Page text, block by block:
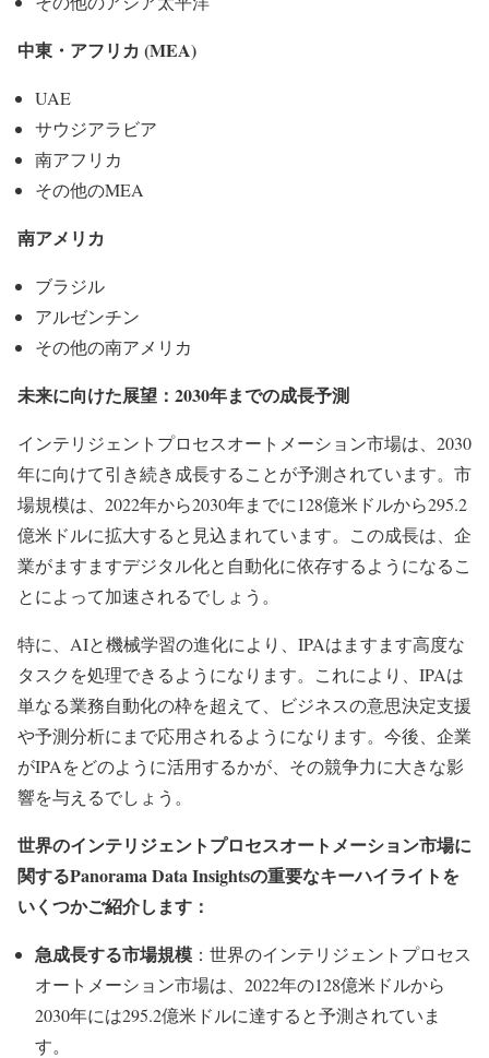
中東・アフリカ (MEA)
UAE
サウジアラビア
南アフリカ
その他のMEA
南アメリカ
ブラジル
アルゼンチン
その他の南アメリカ
未来に向けた展望：2030年までの成長予測
インテリジェントプロセスオートメーション市場は、2030
年に向けて引き続き成長することが予測されています。市
場規模は、2022年から2030年までに128億米ドルから295.2
億米ドルに拡大すると見込まれています。この成長は、企
業がますますデジタル化と自動化に依存するようになるこ
とによって加速されるでしょう。
特に、AIと機械学習の進化により、IPAはますます高度な
タスクを処理できるようになります。これにより、IPAは
単なる業務自動化の枠を超えて、ビジネスの意思決定支援
や予測分析にまで応用されるようになります。今後、企業
がIPAをどのように活用するかが、その競争力に大きな影
響を与えるでしょう。
世界のインテリジェントプロセスオートメーション市場に
関するPanorama Data Insightsの重要なキーハイライトを
いくつかご紹介します：
急成長する市場規模 ：世界のインテリジェントプロセス
オートメーション市場は、2022年の128億米ドルから
2030年には295.2億米ドルに達すると予測されていま
す。